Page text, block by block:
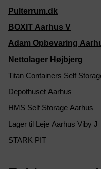
Pulterrum.dk
BOXIT Aarhus V
Adam Opbevaring
Nettolager Højbjerg
Titan Containers Self
Depothuset Aarhus
HMS Self Storage Aarhus
Lager til Leje Aarhus Viby J
STARK PIT